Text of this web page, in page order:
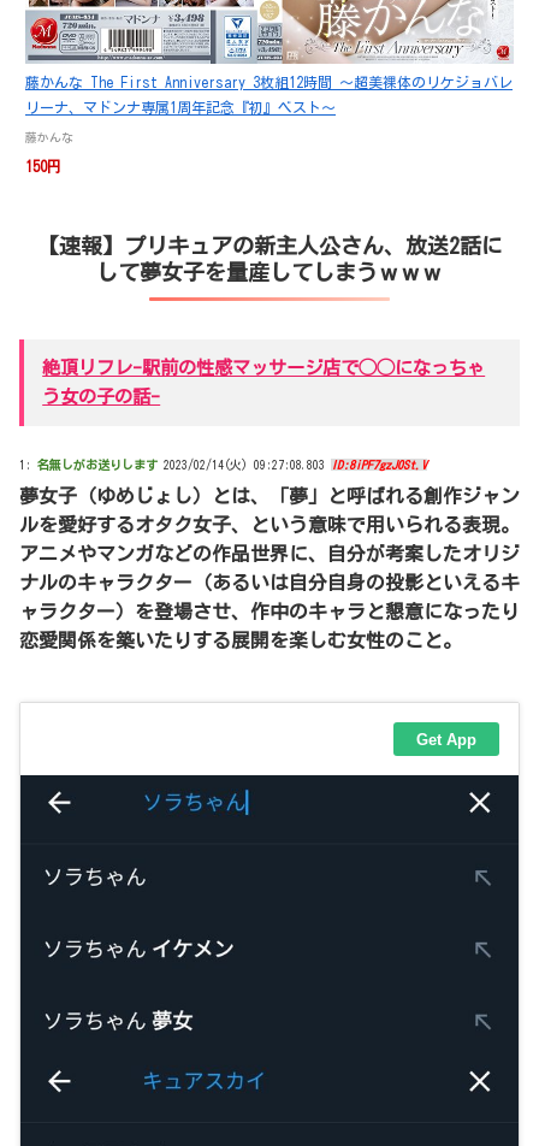
藤かんな The First Anniversary 3枚組12時間 ～超美裸体のリケジョバレ
リーナ、マドンナ専属1周年記念『初』ベスト～
藤かんな
150円
【速報】プリキュアの新主人公さん、放送2話に
して夢女子を量産してしまうｗｗｗ
絶頂リフレ-駅前の性感マッサージ店で◯◯になっちゃ
う女の子の話-
1: 名無しがお送りします 2023/02/14(火) 09:27:08.803 ID:8iPF7gzJ0St.V
夢女子（ゆめじょし）とは、「夢」と呼ばれる創作ジャン
ルを愛好するオタク女子、という意味で用いられる表現。
アニメやマンガなどの作品世界に、自分が考案したオリジ
ナルのキャラクター（あるいは自分自身の投影といえるキ
ャラクター）を登場させ、作中のキャラと懇意になったり
恋愛関係を築いたりする展開を楽しむ女性のこと。